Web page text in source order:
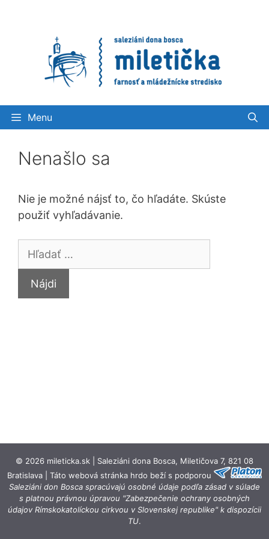
Menu
Nenašlo sa
Nie je možné nájsť to, čo hľadáte. Skúste
použiť vyhľadávanie.
Hľadať:
© 2026 mileticka.sk | Saleziáni dona Bosca, Miletičova 7, 821 08
Bratislava | Táto webová stránka hrdo beží s podporou
Saleziáni don Bosca spracúvajú osobné údaje podľa zásad v súlade
s platnou právnou úpravou "Zabezpečenie ochrany osobných
údajov Rímskokatolíckou cirkvou v Slovenskej republike" k dispozícii
TU.